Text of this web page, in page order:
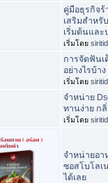
คู่มือธุรกิจร้
เสริมสำหรั
เริ่มต้นและ
เริ่มโดย
การจัดฟันเ
อย่างไรบ้าง
เริ่มโดย
จำหน่าย
ทานง่าย ก
เริ่มโดย
จำหน่ายอา
ซอสโบโลเ
ได้เลย